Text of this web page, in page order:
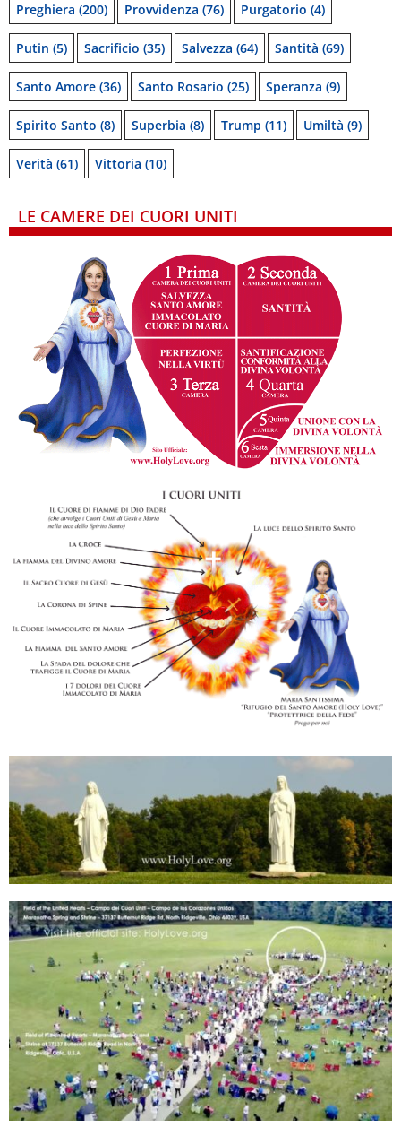
Preghiera (200) Provvidenza (76) Purgatorio (4)
Putin (5) Sacrificio (35) Salvezza (64) Santità (69)
Santo Amore (36) Santo Rosario (25) Speranza (9)
Spirito Santo (8) Superbia (8) Trump (11) Umiltà (9)
Verità (61) Vittoria (10)
LE CAMERE DEI CUORI UNITI